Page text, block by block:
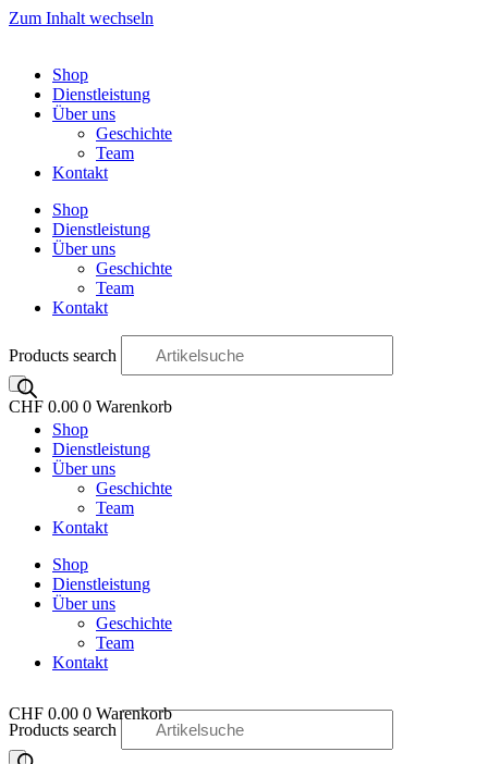
Zum Inhalt wechseln
Shop
Dienstleistung
Über uns
Geschichte
Team
Kontakt
Shop
Dienstleistung
Über uns
Geschichte
Team
Kontakt
Products search
CHF 0.00 0 Warenkorb
OO
Shop
Dienstleistung
Über uns
Geschichte
Team
Kontakt
Shop
Dienstleistung
Über uns
Geschichte
Team
Kontakt
CHF 0.00 0 Warenkorb
OO
Products search